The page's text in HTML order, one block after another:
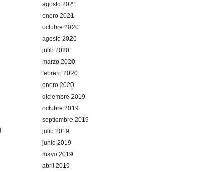
agosto 2021
enero 2021
octubre 2020
agosto 2020
julio 2020
marzo 2020
febrero 2020
enero 2020
diciembre 2019
octubre 2019
septiembre 2019
julio 2019
junio 2019
mayo 2019
abril 2019